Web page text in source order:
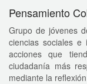
Pensamiento
Grupo de jóvenes
ciencias sociales
acciones que
ciudadanía más
mediante la